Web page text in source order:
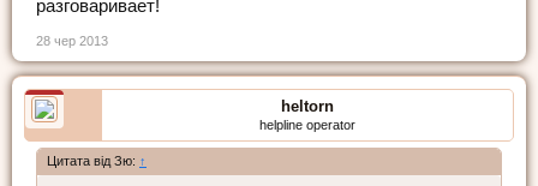
разговаривает!
28 чер 2013
heltorn
helpline operator
Цитата від Зю: ↑